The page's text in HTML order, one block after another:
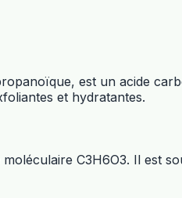
est un acide
et hydratantes.
C3H6O3. Il est